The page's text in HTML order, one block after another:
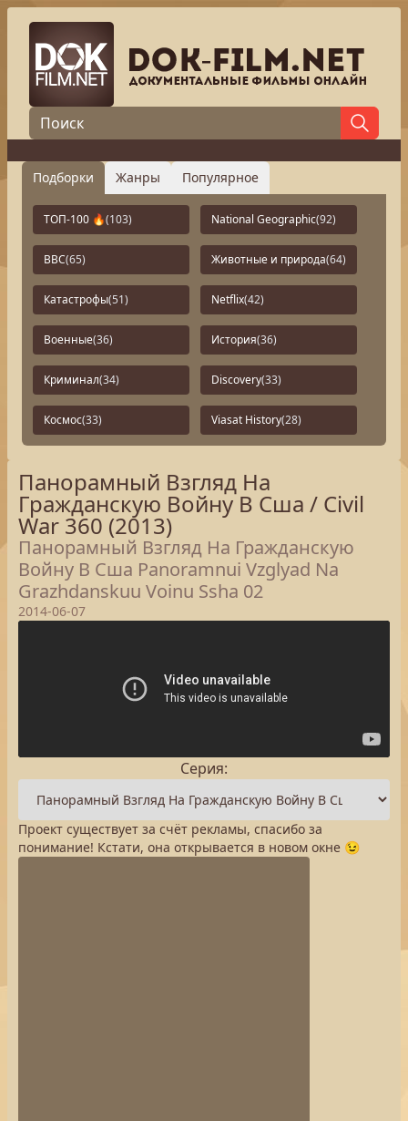
Подборки Жанры Популярное
ТОП-100 🔥(103) National Geographic(92)
BBC(65) Животные и природа(64)
Катастрофы(51) Netflix(42)
Военные(36) История(36)
Криминал(34) Discovery(33)
Космос(33) Viasat History(28)
Панорамный Взгляд На
Гражданскую Войну В Сша / Civil
War 360 (2013)
Панорамный Взгляд На Гражданскую
Войну В Сша Panoramnui Vzglyad Na
Grazhdanskuu Voinu Ssha 02
2014-06-07
Серия:
Проект существует за счёт рекламы, спасибо за
понимание! Кстати, она открывается в новом окне 😉